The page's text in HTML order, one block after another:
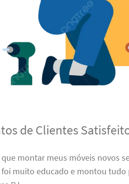
de Clientes
que montar meus móveis novos
muito educado e montou tudo